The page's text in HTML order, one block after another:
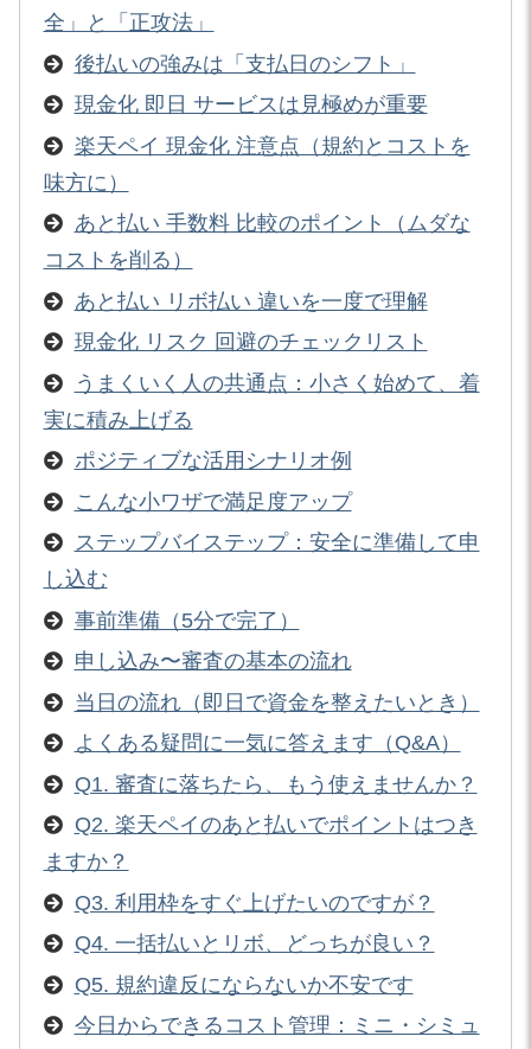
全」と「正攻法」
後払いの強みは「支払日のシフト」
現金化 即日 サービスは見極めが重要
楽天ペイ 現金化 注意点（規約とコストを
味方に）
あと払い 手数料 比較のポイント（ムダな
コストを削る）
あと払い リボ払い 違いを一度で理解
現金化 リスク 回避のチェックリスト
うまくいく人の共通点：小さく始めて、着
実に積み上げる
ポジティブな活用シナリオ例
こんな小ワザで満足度アップ
ステップバイステップ：安全に準備して申
し込む
事前準備（5分で完了）
申し込み〜審査の基本の流れ
当日の流れ（即日で資金を整えたいとき）
よくある疑問に一気に答えます（Q&A）
Q1. 審査に落ちたら、もう使えませんか？
Q2. 楽天ペイのあと払いでポイントはつき
ますか？
Q3. 利用枠をすぐ上げたいのですが？
Q4. 一括払いとリボ、どっちが良い？
Q5. 規約違反にならないか不安です
今日からできるコスト管理：ミニ・シミュ